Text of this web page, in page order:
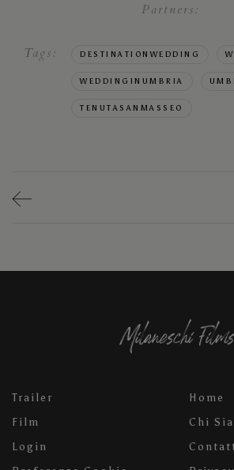
Partners:
Tags: DESTINATIONWEDDING
WEDDINGINUMBRIA
TENUTASANMASSEO
Trailer
Film
Login
Home
Chi